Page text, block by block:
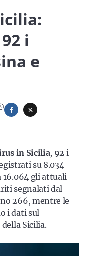
news, iscriviti alla
i
e
in Sicilia, 92 i
su 8.034
16.064 gli attuali
segnalati dal
266, mentre le
i dati sul
Sicilia.